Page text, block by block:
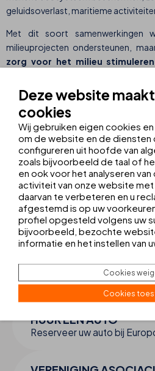
geluidsoverlast, maritieme
Met dit soort samenwerkingen
milieuprojecten ondersteunen,
zorg voor het milieu stimuleren
gasten.
We zijn ervan overtuigd dat kleine
uiteindelijk echte verandering
initiatieven ondersteunen die
projecten zetten we ons in voor
bewust en respectvol
MAAK UWREIS
TRANSFER +
Boek uw vervoer en
HUUR EEN AUTO
Reserveer uw auto bij
Deze website
cookies
Wij gebruiken eigen cookies
om de website en de diensten
configureren uit hoofde van
zoals bijvoorbeeld de taal of
en ook voor het analyseren
activiteit van onze website met
daarvan te verbeteren en u
afgestemd is op uw
profiel opgesteld volgens uw
bijvoorbeeld, bezochte
informatie en het instellen van
Cookies
Cookies